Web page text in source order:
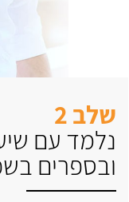
שלב 2
נלמד עם
ובספרים